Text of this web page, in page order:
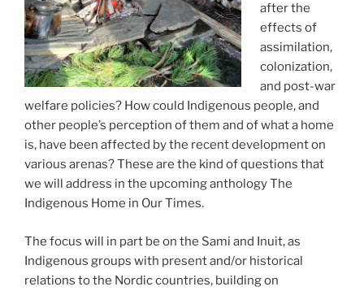
after the
effects of
assimilation,
colonization,
and post-war
welfare policies? How could Indigenous people, and
other people’s perception of them and of what a home
is, have been affected by the recent development on
various arenas? These are the kind of questions that
we will address in the upcoming anthology The
Indigenous Home in Our Times.
The focus will in part be on the Sami and Inuit, as
Indigenous groups with present and/or historical
relations to the Nordic countries, building on